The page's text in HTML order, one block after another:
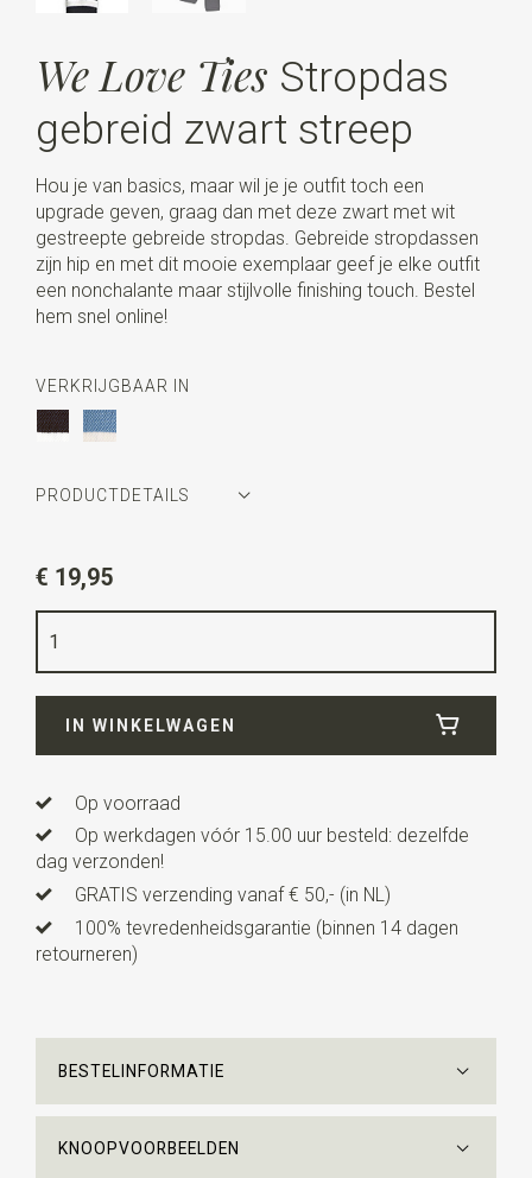
We Love Ties Stropdas
gebreid zwart streep
Hou je van basics, maar wil je je outfit toch een
upgrade geven, graag dan met deze zwart met wit
gestreepte gebreide stropdas. Gebreide stropdassen
zijn hip en met dit mooie exemplaar geef je elke outfit
een nonchalante maar stijlvolle finishing touch. Bestel
hem snel online!
VERKRIJGBAAR IN
PRODUCTDETAILS
zwart / wit
Kwaliteit
Lengteca. 140 cm
€ 19,95
IN WINKELWAGEN
Op voorraad
Op werkdagen vóór 15.00 uur besteld: dezelfde
dag verzonden!
GRATIS verzending vanaf € 50,- (in NL)
100% tevredenheidsgarantie (binnen 14 dagen
retourneren)
BESTELINFORMATIE
KNOOPVOORBEELDEN